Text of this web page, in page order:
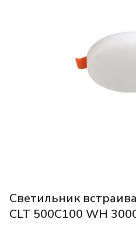
Светильник
CLT 500C100 WH